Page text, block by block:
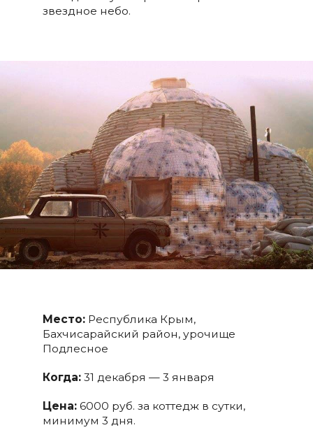
звездное небо.
Место:Республика Крым,
Бахчисарайский район, урочище
Подлесное
Когда:31 декабря — 3 января
Цена:6000 руб. за коттедж в сутки,
минимум 3 дня.